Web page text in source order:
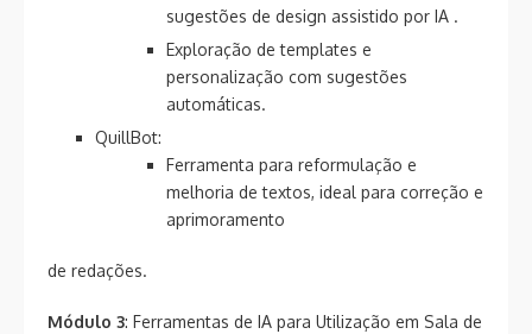
sugestões de design assistido por IA .
Exploração de templates e
personalização com sugestões
automáticas.
QuillBot:
Ferramenta para reformulação e
melhoria de textos, ideal para correção e
aprimoramento
de redações.
Módulo 3: Ferramentas de IA para Utilização em Sala de